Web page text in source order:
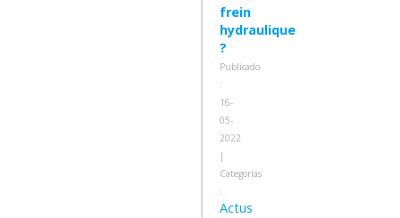
frein
hydraulique
?
Publicado
:
16-
05-
2022
|
Categorías
:
Actus